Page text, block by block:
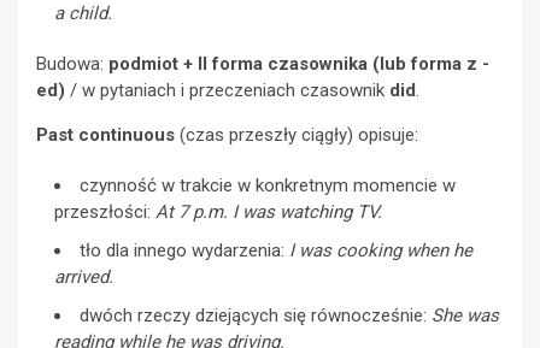
a child.
Budowa: podmiot + II forma czasownika (lub forma z -
ed) / w pytaniach i przeczeniach czasownik did.
Past continuous (czas przeszły ciągły) opisuje:
czynność w trakcie w konkretnym momencie w
przeszłości: At 7 p.m. I was watching TV.
tło dla innego wydarzenia: I was cooking when he
arrived.
dwóch rzeczy dziejących się równocześnie: She was
reading while he was driving.